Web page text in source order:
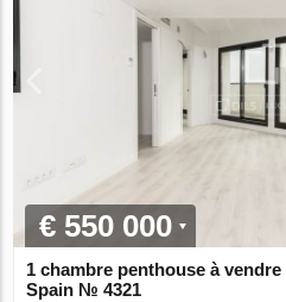
€ 550 000
1 chambre penthouse à
Spain № 4321